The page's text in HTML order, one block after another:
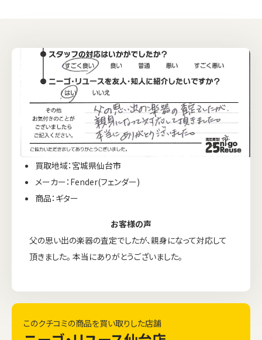
買取地域：宮城県仙台市
メーカー：Fender(フェンダー)
商品：ギター
お客様の声
父の思い出の楽器の査定でしたが、親身になって対応して
頂きました。 本当にありがとうございました。
このクチコミの商品を買い取りした店舗